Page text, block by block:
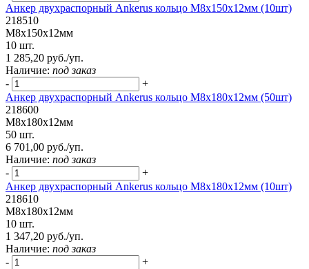
Анкер двухраспорный Ankerus кольцо М8х150х12мм (10шт)
218510
М8х150х12мм
10 шт.
1 285,20 руб./уп.
Наличие: под заказ
-
+
Анкер двухраспорный Ankerus кольцо М8х180х12мм (50шт)
218600
М8х180х12мм
50 шт.
6 701,00 руб./уп.
Наличие: под заказ
-
+
Анкер двухраспорный Ankerus кольцо М8х180х12мм (10шт)
218610
М8х180х12мм
10 шт.
1 347,20 руб./уп.
Наличие: под заказ
-
+